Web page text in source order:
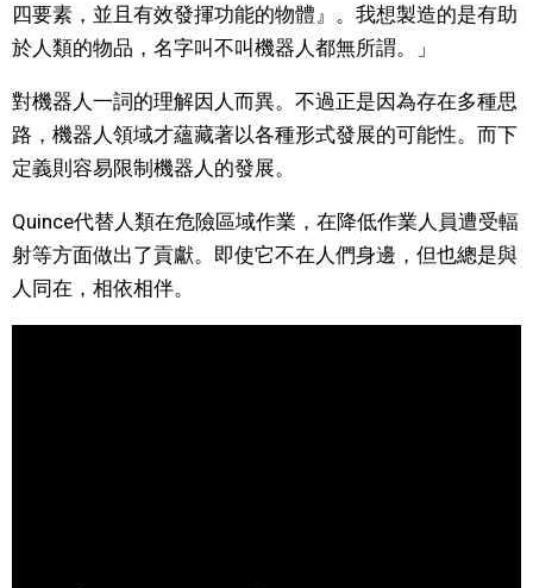
四要素，並且有效發揮功能的物體』。我想製造的是有助
於人類的物品，名字叫不叫機器人都無所謂。」
對機器人一詞的理解因人而異。不過正是因為存在多種思
路，機器人領域才蘊藏著以各種形式發展的可能性。而下
定義則容易限制機器人的發展。
Quince代替人類在危險區域作業，在降低作業人員遭受輻
射等方面做出了貢獻。即使它不在人們身邊，但也總是與
人同在，相依相伴。